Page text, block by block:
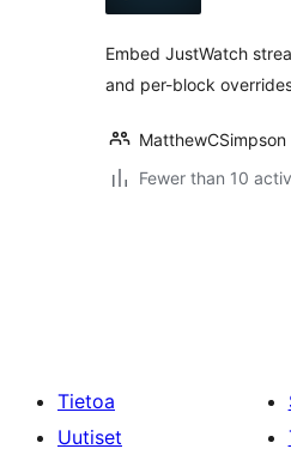
Embed JustWatch
and per-block
MatthewCSimpson
Fewer than 10
Tietoa
Uutiset